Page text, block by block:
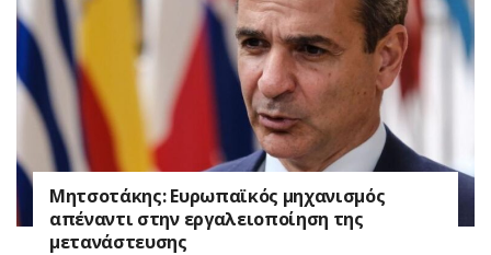
Μητσοτάκης: Ευρωπαϊκός μηχανισμός
απέναντι στην εργαλειοποίηση της
μετανάστευσης